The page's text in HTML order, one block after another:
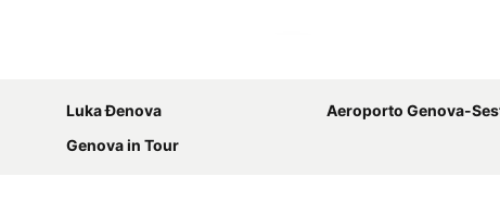
Luka Đenova
Aeroporto Genova-Sestri
Genova in Tour